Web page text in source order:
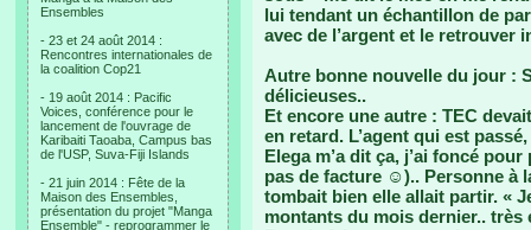
Ensembles
- 23 et 24 août 2014 :
Rencontres internationales de
la coalition Cop21
- 19 août 2014 : Pacific
Voices, conférence pour le
lancement de l'ouvrage de
Karibaiti Taoaba, Campus bas
de l'USP, Suva-Fiji Islands
- 21 juin 2014 : Fête de la
Maison des Ensembles,
présentation du projet "Manga
Ensemble" - reprogrammer le
lui tendant un échantillon de
avec de l’argent et le retrouver
Autre bonne nouvelle du jour :
délicieuses..
Et encore une autre : TEC
en retard. L’agent qui est
Elega m’a dit ça, j’ai foncé
pas de facture ☺).. Personne à
tombait bien elle allait partir. «
montants du mois dernier.. très